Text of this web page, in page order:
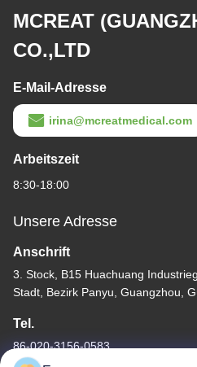
MCREAT
CO.,LTD
E-Mail-Adresse
irina@mcreatmedical.com
Arbeitszeit
8:30-18:00
Unsere Adresse
Anschrift
3. Stock, B15 Huachuang
Stadt, Bezirk Panyu, Guangzhou,
Tel.
86-020-3156-0583